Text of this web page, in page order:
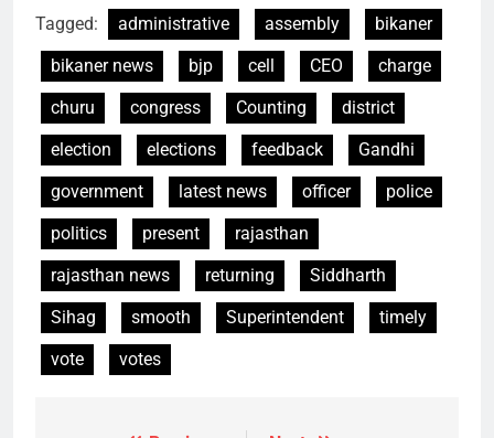
Tagged: administrative assembly
bikaner
bikaner news
bjp cell CEO
charge
churu
congress Counting
district
election
elections feedback
Gandhi
government
latest news officer
police
politics
present
rajasthan
rajasthan news
returning
Siddharth
Sihag
smooth Superintendent
timely
vote
votes